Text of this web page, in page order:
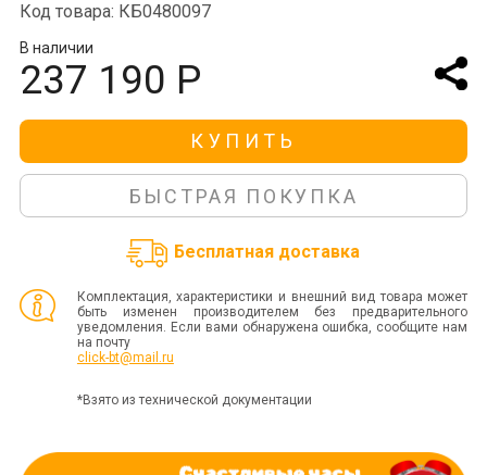
Код товара: КБ0480097
В наличии
237 190 Р
КУПИТЬ
БЫСТРАЯ ПОКУПКА
Бесплатная доставка
Комплектация, характеристики и внешний вид товара может
быть изменен производителем без предварительного
уведомления. Если вами обнаружена ошибка, сообщите нам
на почту
click-bt@mail.ru
*Взято из технической документации